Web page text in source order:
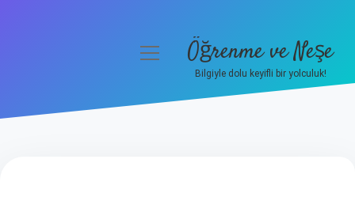
menüyüÖğrenme ve Neşe
Bilgiyle dolu keyifli bir yolculuk!